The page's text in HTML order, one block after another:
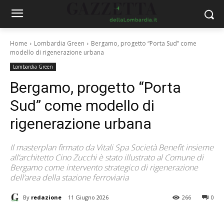
Home Lombardia Green
Bergamo, progetto “Porta Sud” come
modello di rigenerazione urbana
Lombardia Green
Bergamo, progetto “Porta
Sud” come modello di
rigenerazione urbana
Il masterplan firmato da Vitali Spa Società Benefit insieme
all’architetto Cino Zucchi è stato illustrato al Comune di
Bergamo come intervento strategico di rigenerazione
dell’area della stazione ferroviaria
By redazione 11 Giugno 2026 0
266